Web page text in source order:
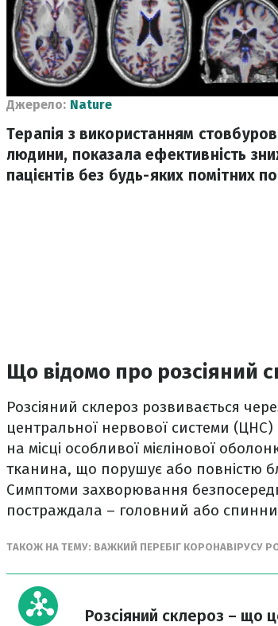
Джерело: Nature
Терапія з використанням
людини, показала ефективність
пацієнтів без будь-яких помітних
Що відомо про розсіяний
Розсіяний склероз розвивається
центральної нервової системи
на місці особливої ​​мієлінової
тканина, що порушує або повністю
Симптоми захворювання
постраждала – головний або
ТАКОЖ НА ТЕМУ: ВАЖКИЙ ПЕРЕБІГ КОРОНАВІРУСУ
Розсіяний склероз – що